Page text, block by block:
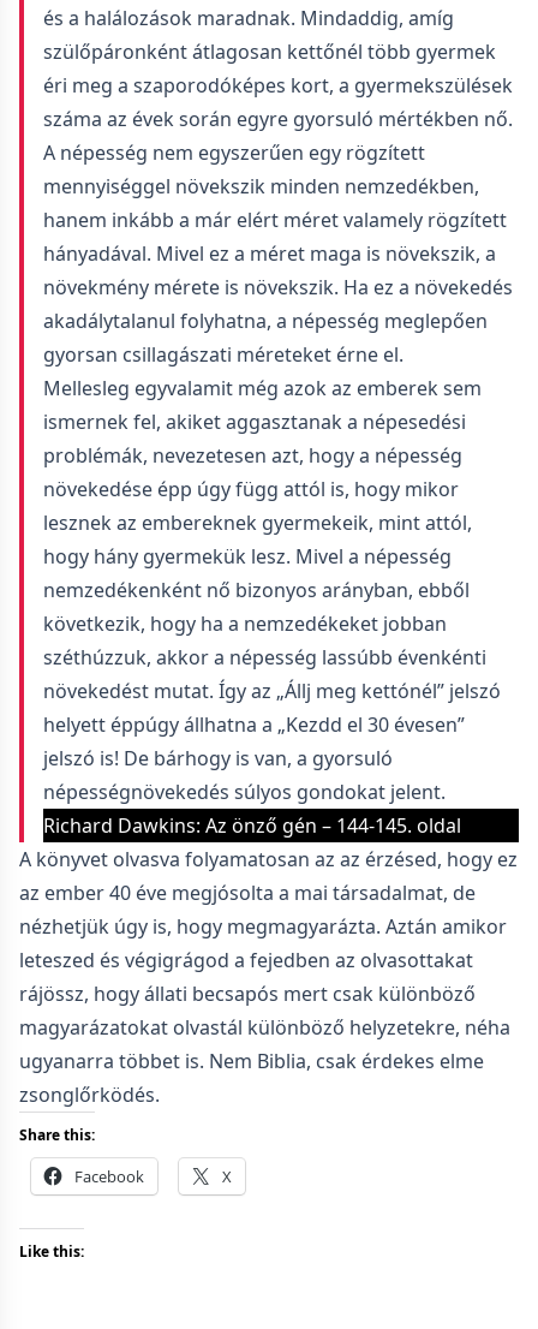
és a halálozások maradnak. Mindaddig, amíg
szülőpáronként átlagosan kettőnél több gyermek
éri meg a szaporodóképes kort, a gyermekszülések
száma az évek során egyre gyorsuló mértékben nő.
A népesség nem egyszerűen egy rögzített
mennyiséggel növekszik minden nemzedékben,
hanem inkább a már elért méret valamely rögzített
hányadával. Mivel ez a méret maga is növekszik, a
növekmény mérete is növekszik. Ha ez a növekedés
akadálytalanul folyhatna, a népesség meglepően
gyorsan csillagászati méreteket érne el.
Mellesleg egyvalamit még azok az emberek sem
ismernek fel, akiket aggasztanak a népesedési
problémák, nevezetesen azt, hogy a népesség
növekedése épp úgy függ attól is, hogy mikor
lesznek az embereknek gyermekeik, mint attól,
hogy hány gyermekük lesz. Mivel a népesség
nemzedékenként nő bizonyos arányban, ebből
következik, hogy ha a nemzedékeket jobban
széthúzzuk, akkor a népesség lassúbb évenkénti
növekedést mutat. Így az „Állj meg kettónél” jelszó
helyett éppúgy állhatna a „Kezdd el 30 évesen”
jelszó is! De bárhogy is van, a gyorsuló
népességnövekedés súlyos gondokat jelent.
Richard Dawkins: Az önző gén – 144-145. oldal
A könyvet olvasva folyamatosan az az érzésed, hogy ez
az ember 40 éve megjósolta a mai társadalmat, de
nézhetjük úgy is, hogy megmagyarázta. Aztán amikor
leteszed és végigrágod a fejedben az olvasottakat
rájössz, hogy állati becsapós mert csak különböző
magyarázatokat olvastál különböző helyzetekre, néha
ugyanarra többet is. Nem Biblia, csak érdekes elme
zsonglőrködés.
Share this:
Facebook X
Like this: